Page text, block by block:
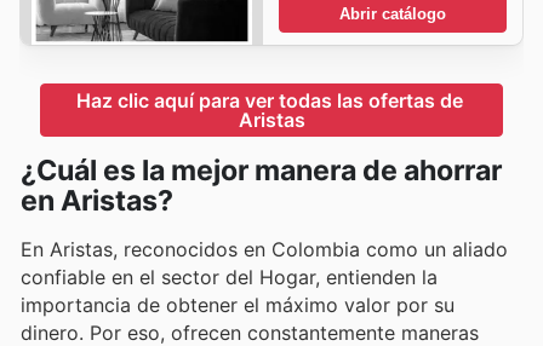
Abrir catálogo
Haz clic aquí para ver todas las ofertas de
Aristas
¿Cuál es la mejor manera de ahorrar
en Aristas?
En Aristas, reconocidos en Colombia como un aliado
confiable en el sector del Hogar, entienden la
importancia de obtener el máximo valor por su
dinero. Por eso, ofrecen constantemente maneras